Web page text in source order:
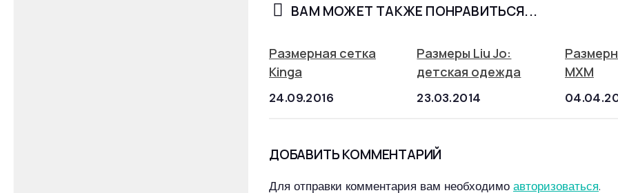
ВАМ МОЖЕТ ТАКЖЕ ПОНРАВИТЬСЯ...
Размерная сетка
Kinga
24.09.2016
Размеры Liu Jo:
детская одежда
23.03.2014
MXM
ДОБАВИТЬ КОММЕНТАРИЙ
Для отправки комментария вам необходимо авторизоваться.